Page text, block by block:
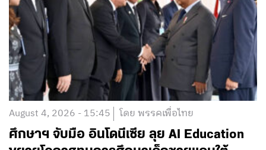
August 4, 2026 - 15:45 โดย พรรคเพื่อไทย
ศึกษาฯ จับมือ อินโดนีเซีย ลุย AI Education